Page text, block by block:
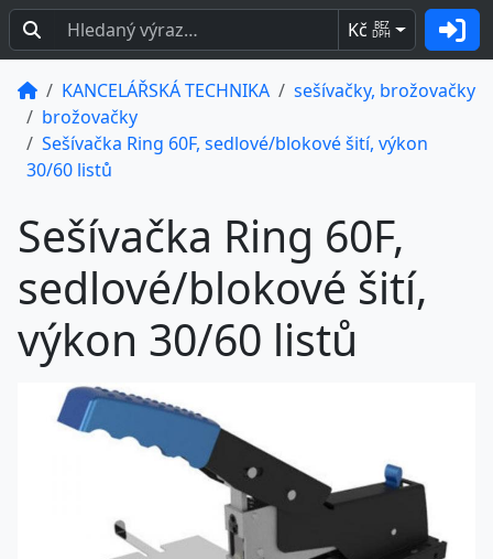
Kč BEZ
DPH
KANCELÁŘSKÁ TECHNIKA
sešívačky, brožovačky
brožovačky
Sešívačka Ring 60F, sedlové/blokové šití, výkon
30/60 listů
Sešívačka Ring 60F,
sedlové/blokové šití,
výkon 30/60 listů